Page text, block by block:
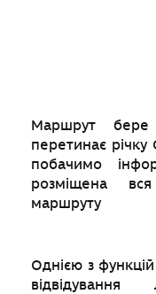
Маршрут
перетинає
побачимо
розміщена
маршруту
Однією з